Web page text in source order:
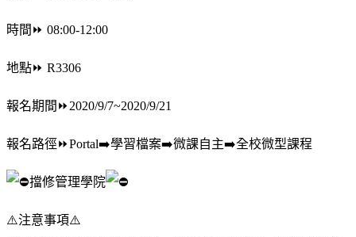
時間 ⏩ 08:00-12:00
地點⏩ R3306
報名期間 ⏩2020/9/7~2020/9/21
報名路徑⏩Portal➡️學習檔案➡️微課自主➡️全校微型課程
擋修管理學院
⚠️注意事項⚠️